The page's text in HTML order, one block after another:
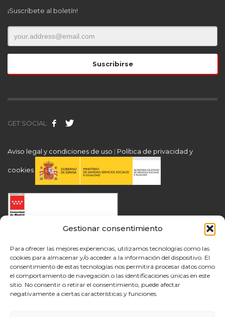
Gestionar consentimiento
Para ofrecer las mejores experiencias, utilizamos tecnologías como las
cookies para almacenar y/o acceder a la información del dispositivo. El
consentimiento de estas tecnologías nos permitirá procesar datos como
el comportamiento de navegación o las identificaciones únicas en este
sitio. No consentir o retirar el consentimiento, puede afectar
negativamente a ciertas características y funciones.
¡Suscríbete al boletín!
GET SOCIAL
Aviso legal y condiciones de uso | Política de privacidad y
cookies